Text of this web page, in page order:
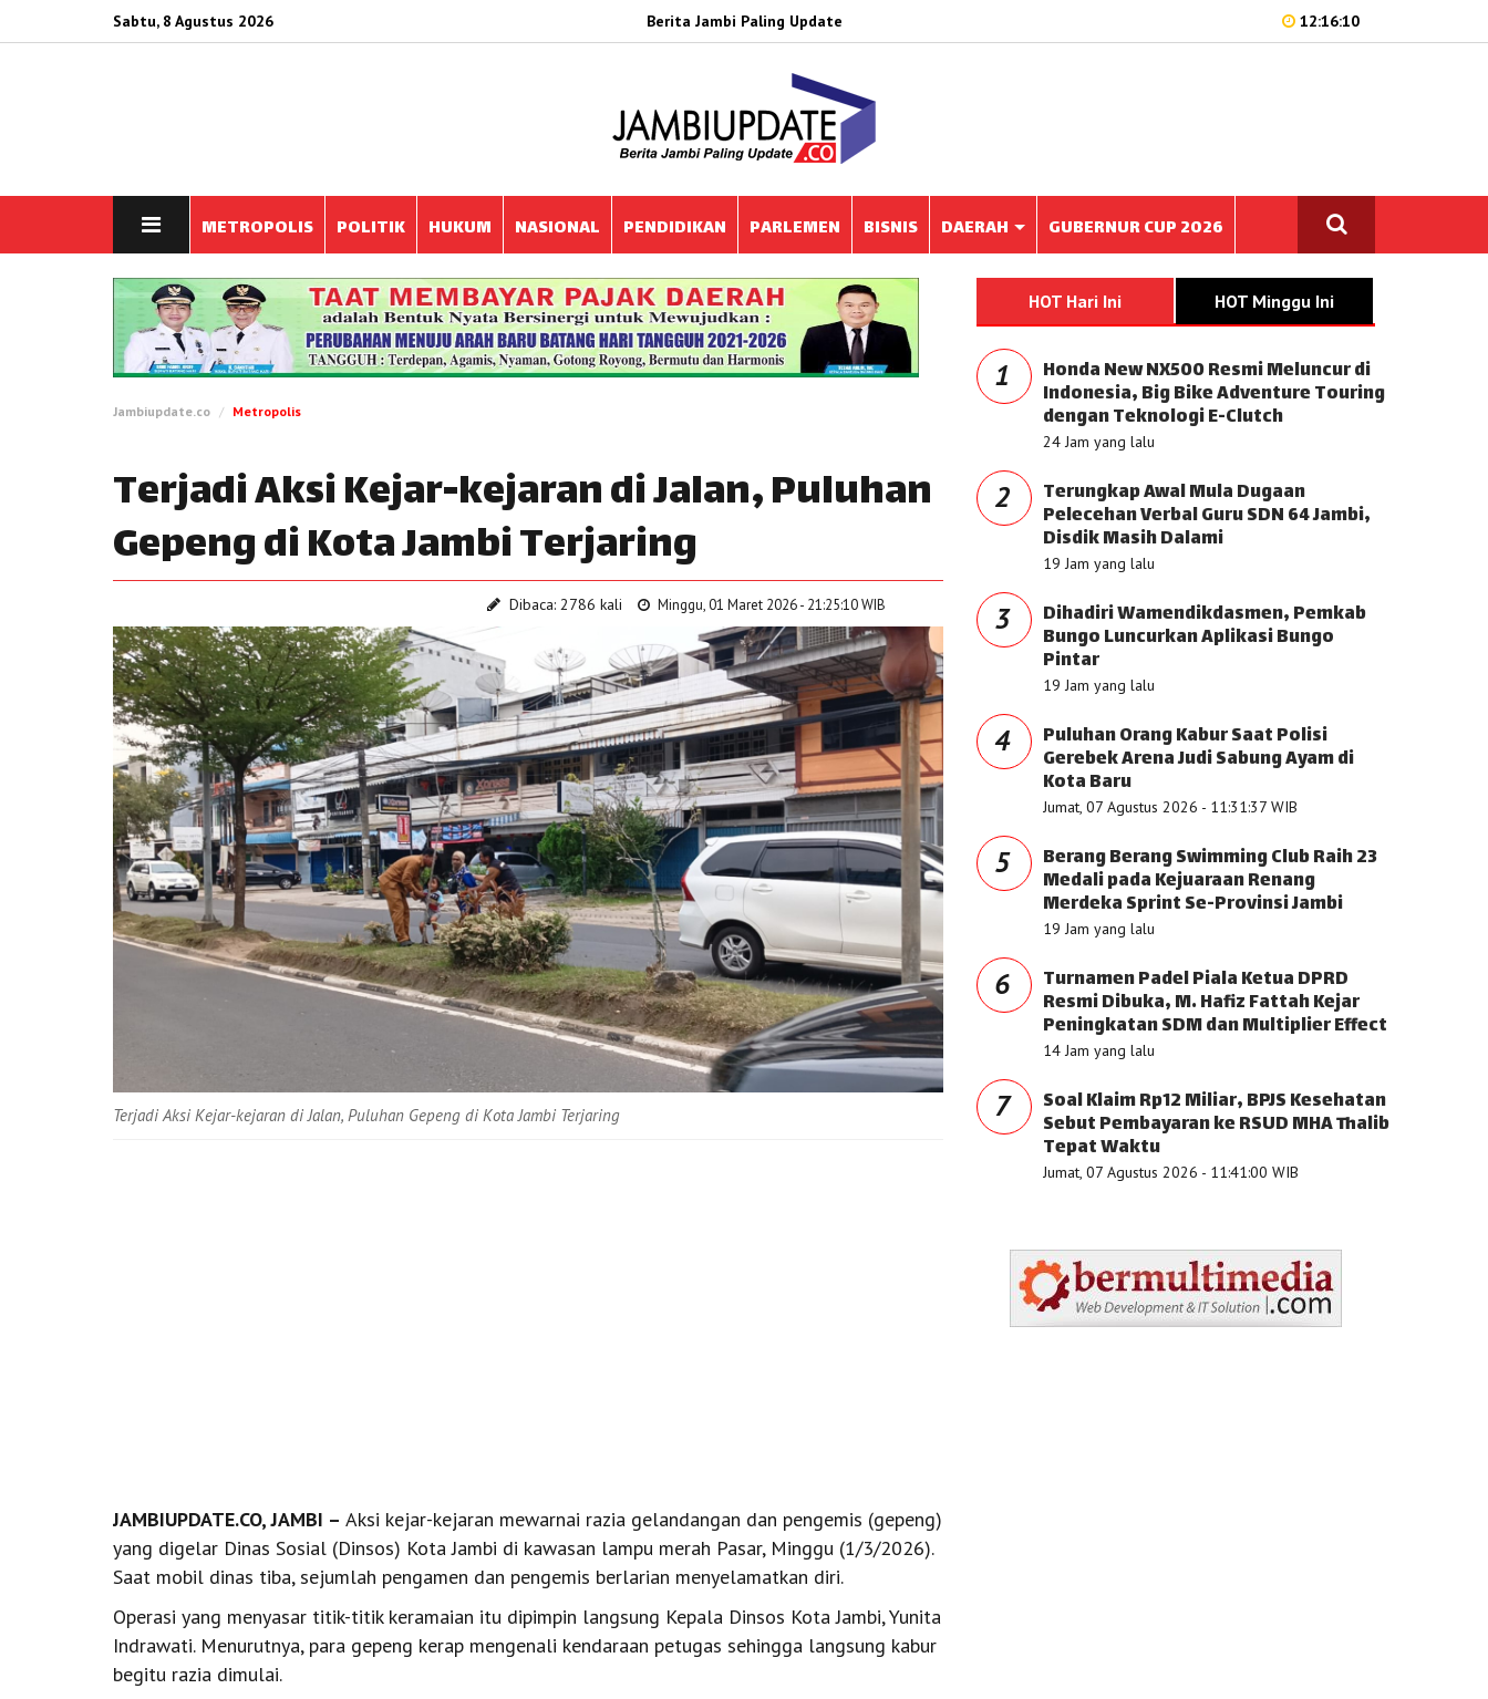
Sabtu, 8 Agustus 2026 Berita Jambi Paling Update 12:16:10
METROPOLIS POLITIK HUKUM NASIONAL PENDIDIKAN PARLEMEN BISNIS DAERAH GUBERNUR CUP 2026
Jambiupdate.co Metropolis
Terjadi Aksi Kejar-kejaran di Jalan, Puluhan
Gepeng di Kota Jambi Terjaring
Dibaca: 2786 kali Minggu, 01 Maret 2026 - 21:25:10 WIB
Terjadi Aksi Kejar-kejaran di Jalan, Puluhan Gepeng di Kota Jambi Terjaring
JAMBIUPDATE.CO, JAMBI – Aksi kejar-kejaran mewarnai razia gelandangan dan pengemis (gepeng)
yang digelar Dinas Sosial (Dinsos) Kota Jambi di kawasan lampu merah Pasar, Minggu (1/3/2026).
Saat mobil dinas tiba, sejumlah pengamen dan pengemis berlarian menyelamatkan diri.
Operasi yang menyasar titik-titik keramaian itu dipimpin langsung Kepala Dinsos Kota Jambi, Yunita
Indrawati. Menurutnya, para gepeng kerap mengenali kendaraan petugas sehingga langsung kabur
begitu razia dimulai.
HOT Hari Ini HOT Minggu Ini
1 Honda New NX500 Resmi Meluncur di
Indonesia, Big Bike Adventure Touring
dengan Teknologi E-Clutch
24 Jam yang lalu
2 Terungkap Awal Mula Dugaan
Pelecehan Verbal Guru SDN 64 Jambi,
Disdik Masih Dalami
19 Jam yang lalu
3 Dihadiri Wamendikdasmen, Pemkab
Bungo Luncurkan Aplikasi Bungo
Pintar
19 Jam yang lalu
4 Puluhan Orang Kabur Saat Polisi
Gerebek Arena Judi Sabung Ayam di
Kota Baru
Jumat, 07 Agustus 2026 - 11:31:37 WIB
5 Berang Berang Swimming Club Raih 23
Medali pada Kejuaraan Renang
Merdeka Sprint Se-Provinsi Jambi
19 Jam yang lalu
6 Turnamen Padel Piala Ketua DPRD
Resmi Dibuka, M. Hafiz Fattah Kejar
Peningkatan SDM dan Multiplier Effect
14 Jam yang lalu
7 Soal Klaim Rp12 Miliar, BPJS Kesehatan
Sebut Pembayaran ke RSUD MHA Thalib
Tepat Waktu
Jumat, 07 Agustus 2026 - 11:41:00 WIB